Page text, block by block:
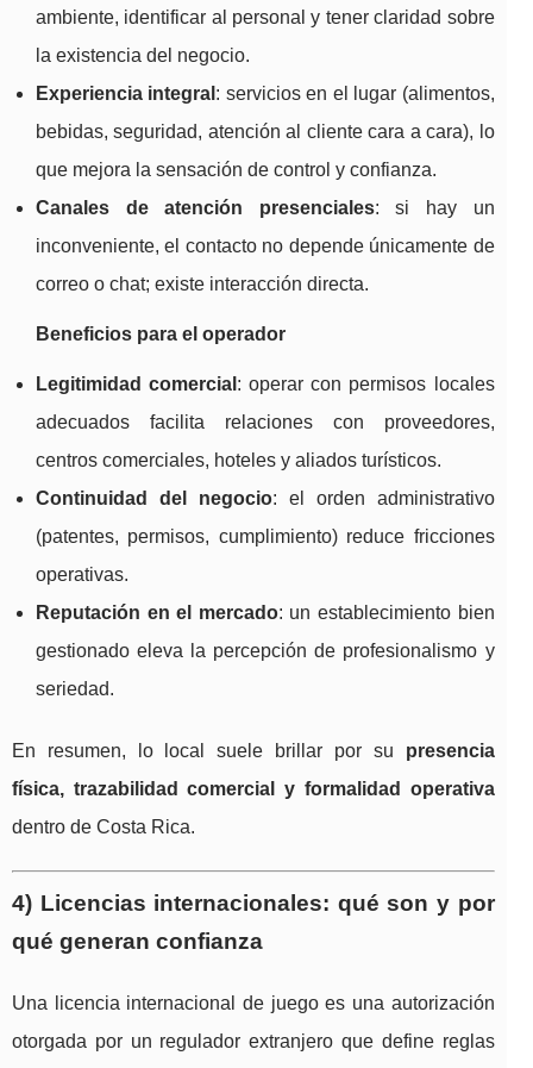
ambiente, identificar al personal y tener claridad sobre
la existencia del negocio.
Experiencia integral : servicios en el lugar (alimentos,
bebidas, seguridad, atención al cliente cara a cara), lo
que mejora la sensación de control y confianza.
Canales de atención presenciales: si hay un
inconveniente, el contacto no depende únicamente de
correo o chat; existe interacción directa.
Beneficios para el operador
Legitimidad comercial : operar con permisos locales
adecuados facilita relaciones con proveedores,
centros comerciales, hoteles y aliados turísticos.
Continuidad del negocio: el orden administrativo
(patentes, permisos, cumplimiento) reduce fricciones
operativas.
Reputación en el mercado: un establecimiento bien
gestionado eleva la percepción de profesionalismo y
seriedad.
En resumen, lo local suele brillar por su presencia
física, trazabilidad comercial y formalidad operativa
dentro de Costa Rica.
4) Licencias internacionales: qué son y por
qué generan confianza
Una licencia internacional de juego es una autorización
otorgada por un regulador extranjero que define reglas